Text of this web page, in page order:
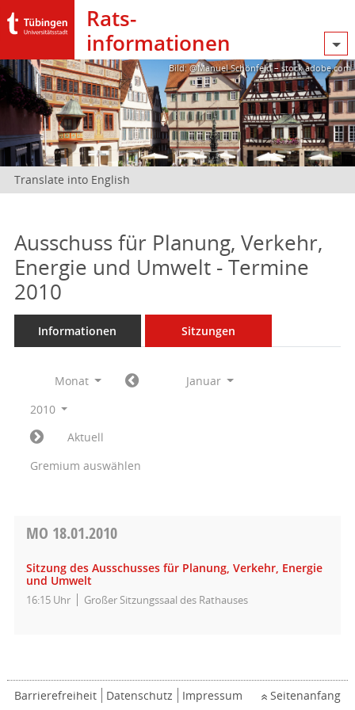
Rats­
informationen
Bild: @Manuel Schönfeld – stock.adobe.com
Translate into English
Ausschuss für Planung, Verkehr,
Energie und Umwelt - Termine
2010
Informationen Sitzungen
Monat
Januar
2010
Aktuell
Gremium auswählen
MO 18.01.2010
Sitzung des Ausschusses für Planung, Verkehr, Energie
und Umwelt
16:15 Uhr Großer Sitzungssaal des Rathauses
Barrierefreiheit Datenschutz Impressum Seitenanfang